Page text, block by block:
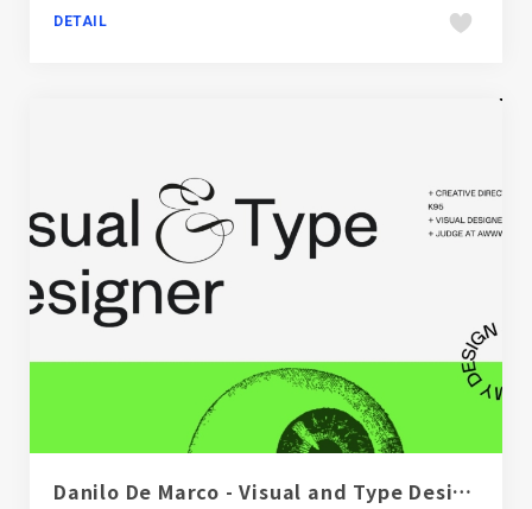
DETAIL
Danilo De Marco - Visual and Type Designer Desginer